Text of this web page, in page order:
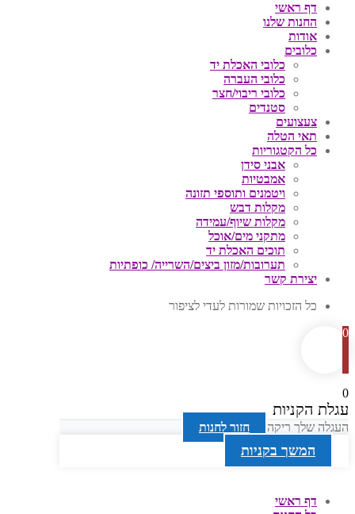
דף ראשי
החנות שלנו
אודות
כלובים
כלובי האכלת יד
כלובי העברה
כלובי ריבוי/חצר
סטנדים
צעצועים
תאי הטלה
כל הקטגוריות
אבני סידן
אמבטיות
ויטמנים ותוספי תזונה
מקלות דבש
מקלות שיוף/עמידה
מתקני מים/אוכל
תוכים האכלת יד
תערובות/מזון ביצים/השרייה/ כופתיות
יצירת קשר
כל הזכויות שמורות לעדי לציפור
0
0
עגלת הקניות
העגלה שלך ריקה חזור לחנות
המשך בקניות
דף ראשי